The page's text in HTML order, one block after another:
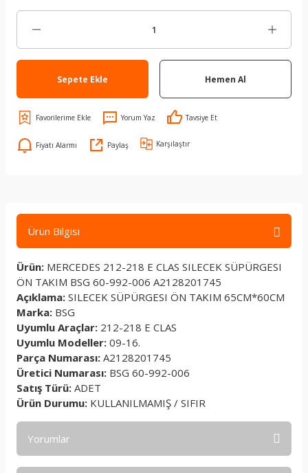
Sepete Ekle Hemen Al
Yorum Yaz Tavsiye Et
Fiyatı Alarmı Paylaş Karşılaştır
Ürün Bilgisi
Ürün: MERCEDES 212-218 E CLAS SILECEK SÜPÜRGESI
ÖN TAKIM BSG 60-992-006 A2128201745
Açıklama: SILECEK SÜPÜRGESI ÖN TAKIM 65CM*60CM
Marka: BSG
Uyumlu Araçlar: 212-218 E CLAS
Uyumlu Modeller: 09-16.
Parça Numarası: A2128201745
Üretici Numarası: BSG 60-992-006
Satış Türü: ADET
Ürün Durumu: KULLANILMAMIŞ / SIFIR
Yorumlar